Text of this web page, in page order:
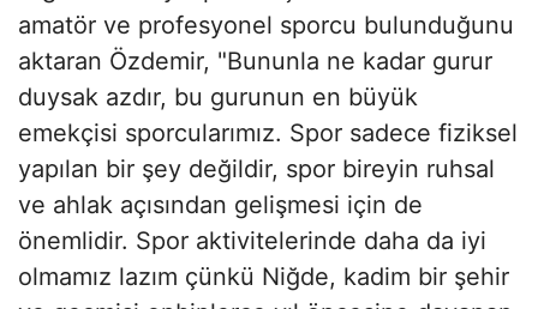
amatör ve profesyonel sporcu bulunduğunu
aktaran Özdemir, "Bununla ne kadar gurur
duysak azdır, bu gurunun en büyük
emekçisi sporcularımız. Spor sadece fiziksel
yapılan bir şey değildir, spor bireyin ruhsal
ve ahlak açısından gelişmesi için de
önemlidir. Spor aktivitelerinde daha da iyi
olmamız lazım çünkü Niğde, kadim bir şehir